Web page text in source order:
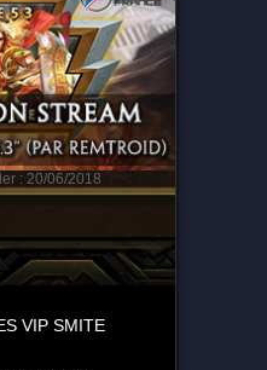
: 20/06/2018
VIP SMITE